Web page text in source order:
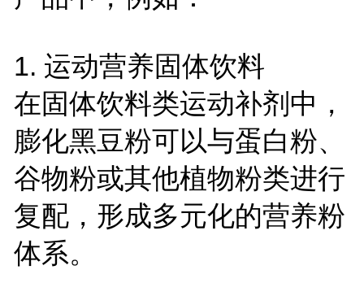
1. 运动营养固体饮料
在固体饮料类运动补剂中，
膨化黑豆粉可以与蛋白粉、
谷物粉或其他植物粉类进行
复配，形成多元化的营养粉
体系。